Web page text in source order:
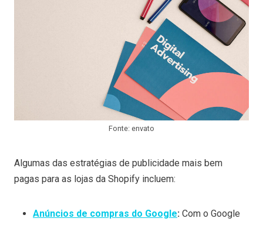
Fonte: envato
Algumas das estratégias de publicidade mais bem
pagas para as lojas da Shopify incluem:
Anúncios de compras do Google: Com o Google